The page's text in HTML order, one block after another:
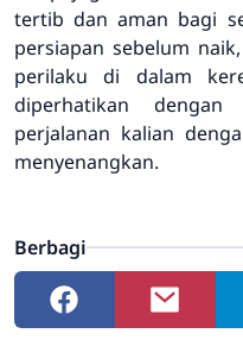
tertib dan aman bagi
persiapan sebelum
perilaku di dalam
diperhatikan
perjalanan kalian
menyenangkan.
Berbagi